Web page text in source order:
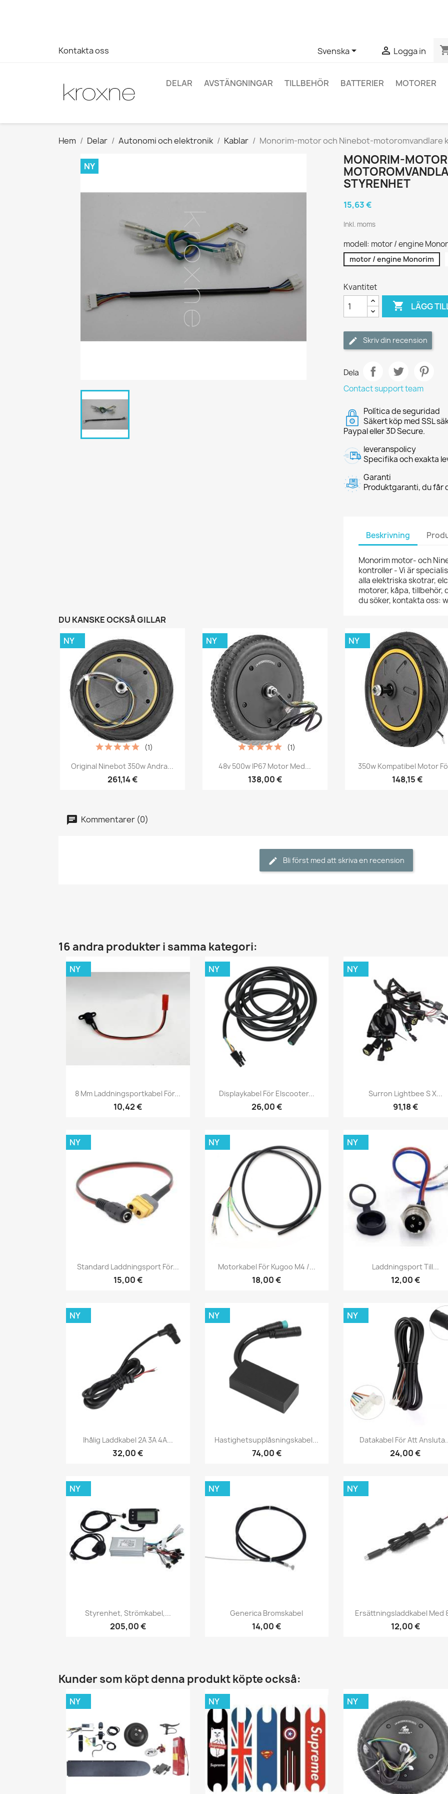
Kontakta oss Svenska  Logga in
DELAR AVSTÄNGNINGAR TILLBEHÖR BATTERIER MOTORER
Hem Delar Autonomi och elektronik Kablar Monorim-motor och Ninebot-motoromvandlare
NY
MONORIM-
STYRENHET
15,63 €
Inkl. moms
modell: motor / engine
motor / engine Monorim
Kvantitet
 LÄGG
Skriv din recension
Dela
Contact support team
Política de seguridad
Säkert köp med SSL
Paypal eller 3D Secure.
leveranspolicy
Specifika och exakta
Garanti
Produktgaranti, du får
Beskrivning
Monorim motor- och
kontroller - Vi är
alla elektriska skotrar,
motorer, kåpa,
du söker, kontakta oss:
DU KANSKE OCKSÅ GILLAR
Snabbvy
Original Ninebot 350w Andra...
261,14 €
(1)
NY
Snabbvy
48v 500w IP67 Motor Med...
138,00 €
(1)
NY
Snabbvy
350w Kompatibel Motor
148,15 €
NY
Kommentarer (0)
Bli först med att skriva en recension
16 andra produkter i samma kategori:
Snabbvy
8 Mm Laddningsportkabel För...
10,42 €
NY
Snabbvy
Displaykabel För Elscooter...
26,00 €
NY
 Snabbvy
Surron Lightbee S X...
91,18 €
NY
Snabbvy
Standard Laddningsport För...
15,00 €
NY
Snabbvy
Motorkabel För Kugoo M4 /...
18,00 €
NY
Snabbvy
Laddningsport Till...
12,00 €
NY
Snabbvy
Ihålig Laddkabel 2A 3A 4A...
32,00 €
NY
Snabbvy
Hastighetsupplåsningskabel...
74,00 €
NY
 Snabbvy
Datakabel För Att
24,00 €
NY
Snabbvy
Styrenhet, Strömkabel,...
205,00 €
NY
Snabbvy
Generica Bromskabel
14,00 €
NY
Snabbvy
Ersättningsladdkabel Med
12,00 €
NY
Kunder som köpt denna produkt köpte också:
NY NY NY